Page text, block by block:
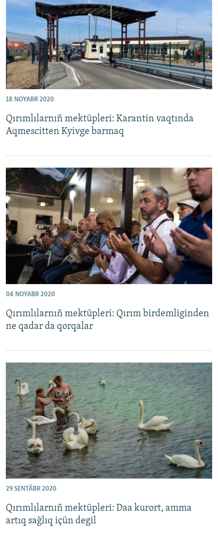
Русский
Українською
QOŞULIÑIZ!
18 NOYABR 2020
Qırımlılarnıñ mektüpleri: Karantin vaqtında
Aqmescitten Kyivge barmaq
04 NOYABR 2020
Qırımlılarnıñ mektüpleri: Qırım birdemliginden
ne qadar da qorqalar
29 SENTÂBR 2020
Qırımlılarnıñ mektüpleri: Daa kurort, amma
artıq sağlıq içün degil